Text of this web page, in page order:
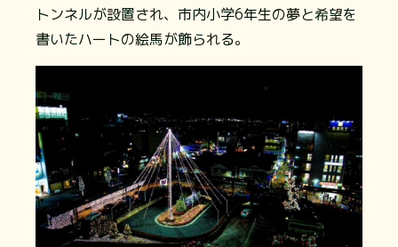
トンネルが設置され、市内小学6年生の夢と希望を
書いたハートの絵馬が飾られる。